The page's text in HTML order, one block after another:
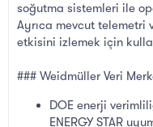
soğutma sistemleri ile
Ayrıca mevcut telemetri
etkisini izlemek için
### Weidmüller Veri
DOE enerji
ENERGY STAR